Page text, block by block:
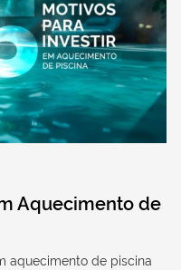
Aquecimento de
aquecimento de piscina